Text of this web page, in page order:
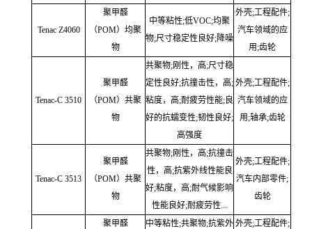
Tenac Z4060
聚甲醛
（POM）均聚
物
中等粘性;低VOC;均聚
物;尺寸稳定性良好;降噪
外壳;工程配件;
汽车领域的应
用;齿轮
Tenac-C 3510
聚甲醛
（POM）共聚
物
共聚物;刚性，高;尺寸稳
定性良好;抗撞击性，高;
粘度，高;耐疲劳性能;良
好的抗蠕变性;韧性良好;
高强度
外壳;工程配件;
汽车领域的应
用;轴承;齿轮
Tenac-C 3513
聚甲醛
（POM）共聚
物
共聚物;刚性，高;抗撞击
性，高;抗紫外线性能良
好;粘度，高;耐气候影响
性能良好;耐疲劳性...
外壳;工程配件;
汽车内部零件;
齿轮
聚甲醛
中等粘性;共聚物;抗紫外 外壳;工程配件;